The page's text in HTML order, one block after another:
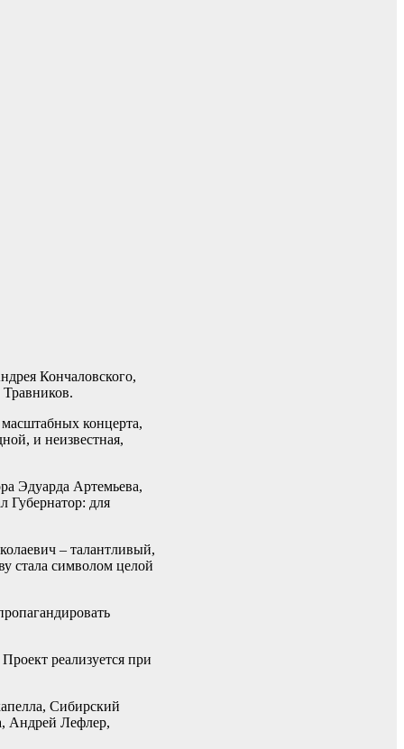
Кончаловского,
концерта,
и неизвестная,
Эдуарда Артемьева,
Губернатор: для
– талантливый,
стала символом целой
реализуется при
Сибирский
Андрей Лефлер,